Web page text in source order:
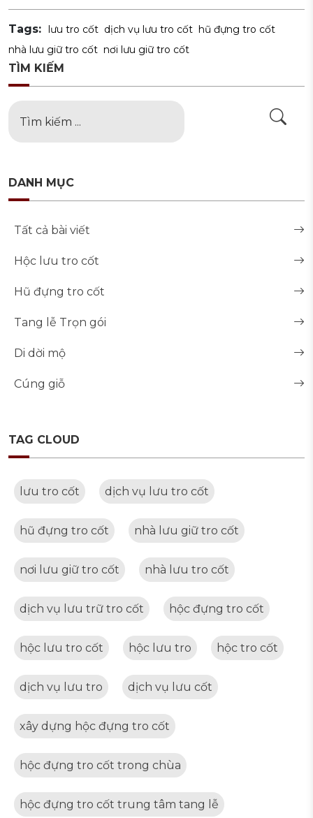
Tags: lưu tro cốt dịch vụ lưu tro cốt hũ đựng tro cốt
nhà lưu giữ tro cốt nơi lưu giữ tro cốt
TÌM KIẾM
DANH MỤC
Tất cả bài viết
Hộc lưu tro cốt
Hũ đựng tro cốt
Tang lễ Trọn gói
Di dời mộ
Cúng giỗ
TAG CLOUD
lưu tro cốt dịch vụ lưu tro cốt
hũ đựng tro cốt nhà lưu giữ tro cốt
nơi lưu giữ tro cốt nhà lưu tro cốt
dịch vụ lưu trữ tro cốt hộc đựng tro cốt
hộc lưu tro cốt hộc lưu tro hộc tro cốt
dịch vụ lưu tro dịch vụ lưu cốt
xây dựng hộc đựng tro cốt
hộc đựng tro cốt trong chùa
hộc đựng tro cốt trung tâm tang lễ